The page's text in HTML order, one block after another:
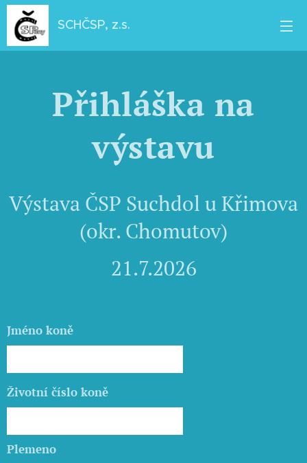
SCHČSP, z.s.
Přihláška na
výstavu
Výstava ČSP Suchdol u Křimova
(okr. Chomutov)
21.7.2026
Jméno koně
Životní číslo koně
Plemeno